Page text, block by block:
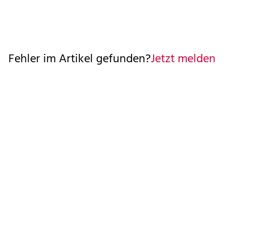
Fehler im Artikel gefunden?Jetzt melden